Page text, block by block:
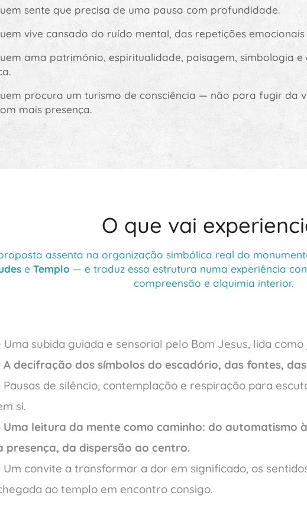
sente que precisa de uma pausa com profundidade.
vive cansado do ruído mental, das repetições
ama património, espiritualidade, paisagem, simbologia e
procura um turismo de consciência — não para fugir da
mais presença.
O que vai
assenta na organização simbólica real do
e Templo — e traduz essa estrutura numa experiência
compreensão e alquimia interior.
Uma subida guiada e sensorial pelo Bom Jesus, lida
A decifração dos símbolos do escadório, das fontes,
Pausas de silêncio, contemplação e respiração para
si.
Uma leitura da mente como caminho: do automatismo
presença, da dispersão ao centro.
Um convite a transformar a dor em significado, os
ao templo em encontro consigo.